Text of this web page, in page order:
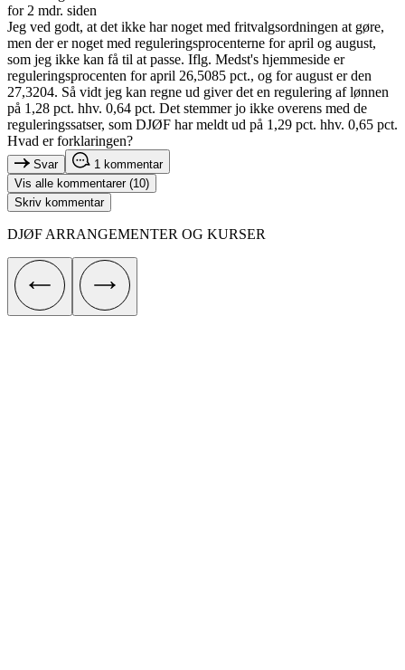
for 2 mdr. siden
Jeg ved godt, at det ikke har noget med fritvalgsordningen at gøre,
men der er noget med reguleringsprocenterne for april og august,
som jeg ikke kan få til at passe. Iflg. Medst's hjemmeside er
reguleringsprocenten for april 26,5085 pct., og for august er den
27,3204. Så vidt jeg kan regne ud giver det en regulering af lønnen
på 1,28 pct. hhv. 0,64 pct. Det stemmer jo ikke overens med de
reguleringssatser, som DJØF har meldt ud på 1,29 pct. hhv. 0,65 pct.
Hvad er forklaringen?
Svar
1 kommentar
Vis alle kommentarer (10)
Skriv kommentar
DJØF ARRANGEMENTER OG KURSER